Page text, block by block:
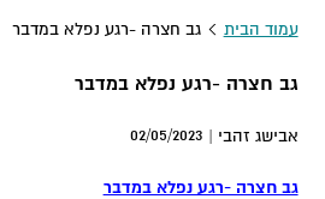
עמוד הבית גב חצרה -רגע נפלא במדבר
גב חצרה -רגע נפלא במדבר
אבישג זהבי | 02/05/2023
גב חצרה -רגע נפלא במדבר